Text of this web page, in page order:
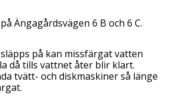
Ängagårdsvägen 6 B och 6 C.
på kan missfärgat vatten
då tills vattnet åter blir klart.
tvätt- och diskmaskiner så länge